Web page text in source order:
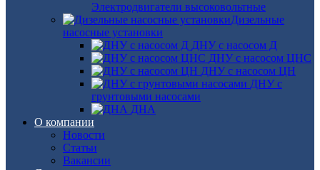
Электродвигатели высоковольтные
Дизельные
насосные установки
ДНУ с насосом Д
ДНУ с насосом ЦНС
ДНУ с насосом ЦН
ДНУ с
грунтовыми насосами
ДНА
О компании
Новости
Статьи
Вакансии